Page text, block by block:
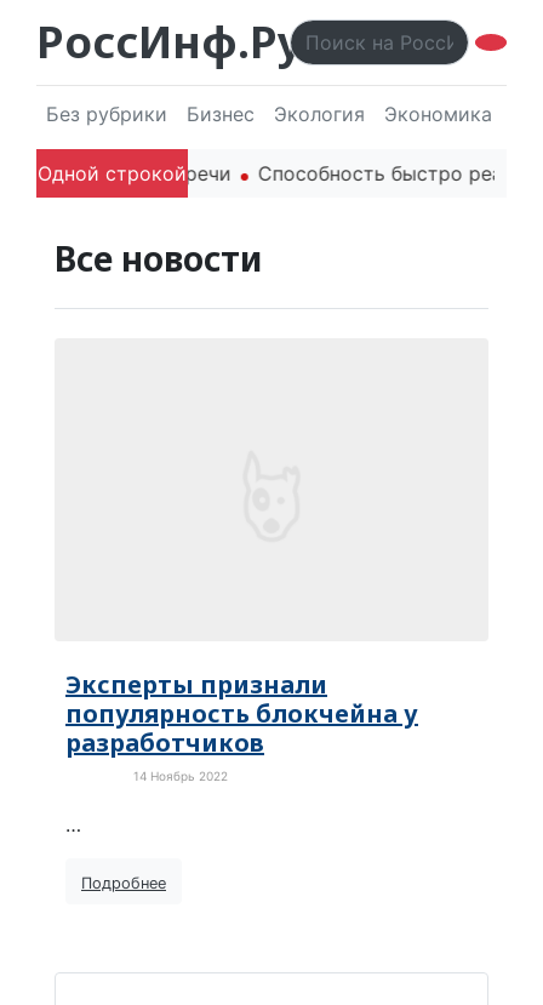
РоссИнф.Ру
Без рубрики Бизнес Экология Экономика
Одной строкой
родителей в речи Способность быстро
Все новости
Эксперты признали
популярность блокчейна у
разработчиков
14 Ноябрь 2022
…
Подробнее